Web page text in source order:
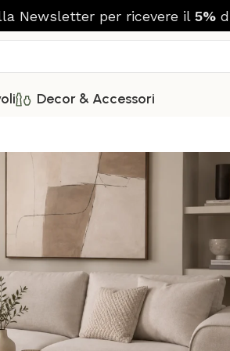
Newsletter per ricevere il 5%
Decor & Accessori